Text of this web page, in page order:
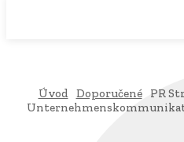
Úvod Doporučené
PR